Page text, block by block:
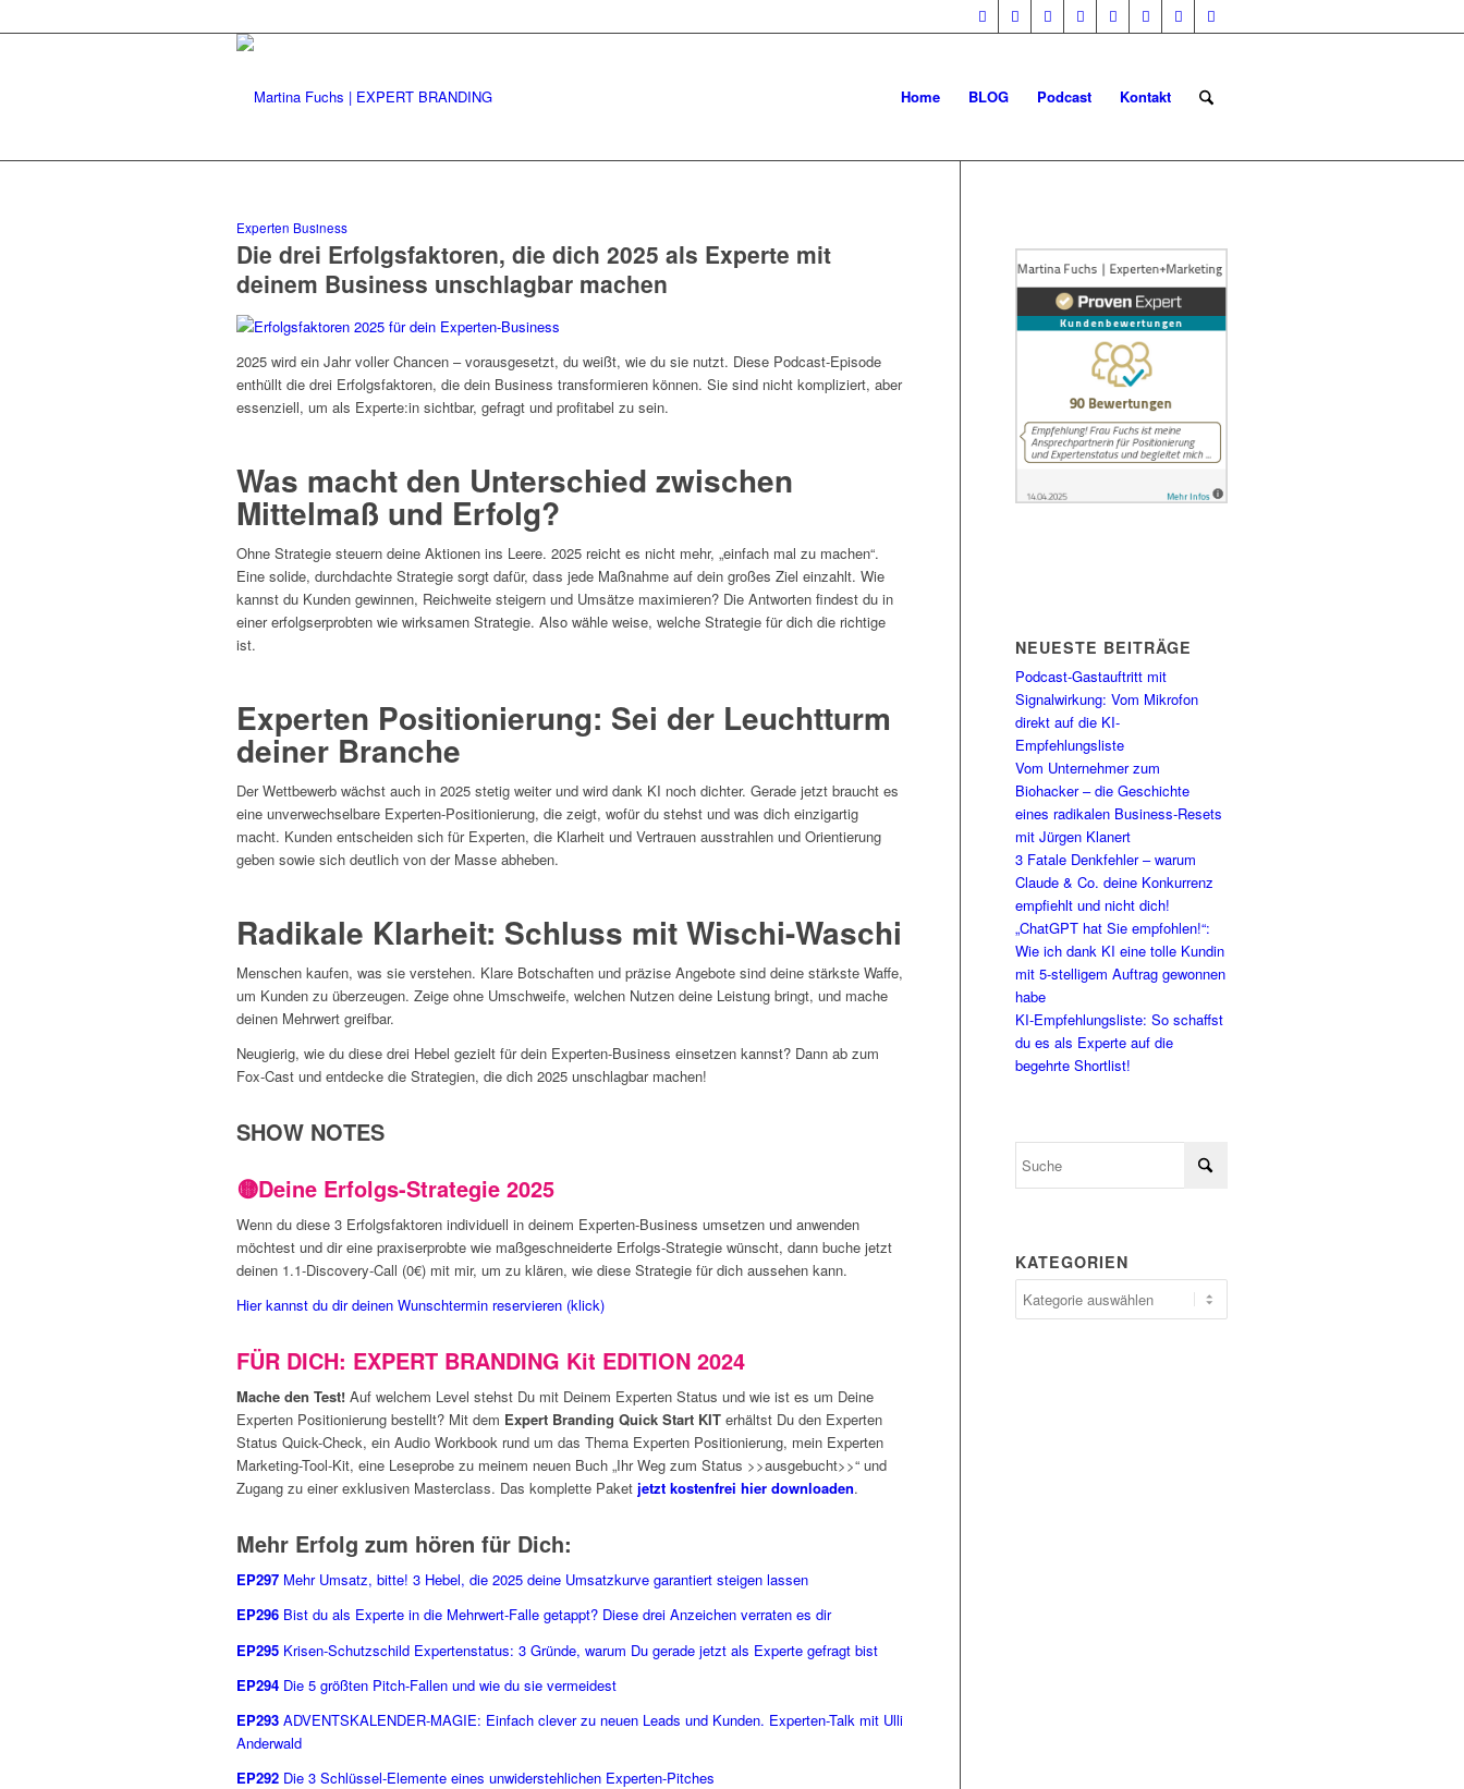
Home BLOG Podcast Kontakt
Experten Business
Die drei Erfolgsfaktoren, die dich 2025 als Experte mit
deinem Business unschlagbar machen
2025 wird ein Jahr voller Chancen – vorausgesetzt, du weißt, wie du sie nutzt. Diese Podcast-Episode
enthüllt die drei Erfolgsfaktoren, die dein Business transformieren können. Sie sind nicht kompliziert, aber
essenziell, um als Experte:in sichtbar, gefragt und profitabel zu sein.
Was macht den Unterschied zwischen
Mittelmaß und Erfolg?
Ohne Strategie steuern deine Aktionen ins Leere. 2025 reicht es nicht mehr, „einfach mal zu machen“.
Eine solide, durchdachte Strategie sorgt dafür, dass jede Maßnahme auf dein großes Ziel einzahlt. Wie
kannst du Kunden gewinnen, Reichweite steigern und Umsätze maximieren? Die Antworten findest du in
einer erfolgserprobten wie wirksamen Strategie. Also wähle weise, welche Strategie für dich die richtige
ist.
Experten Positionierung: Sei der Leuchtturm
deiner Branche
Der Wettbewerb wächst auch in 2025 stetig weiter und wird dank KI noch dichter. Gerade jetzt braucht es
eine unverwechselbare Experten-Positionierung, die zeigt, wofür du stehst und was dich einzigartig
macht. Kunden entscheiden sich für Experten, die Klarheit und Vertrauen ausstrahlen und Orientierung
geben sowie sich deutlich von der Masse abheben.
Radikale Klarheit: Schluss mit Wischi-Waschi
Menschen kaufen, was sie verstehen. Klare Botschaften und präzise Angebote sind deine stärkste Waffe,
um Kunden zu überzeugen. Zeige ohne Umschweife, welchen Nutzen deine Leistung bringt, und mache
deinen Mehrwert greifbar.
Neugierig, wie du diese drei Hebel gezielt für dein Experten-Business einsetzen kannst? Dann ab zum
Fox-Cast und entdecke die Strategien, die dich 2025 unschlagbar machen!
SHOW NOTES
🟡Deine Erfolgs-Strategie 2025
Wenn du diese 3 Erfolgsfaktoren individuell in deinem Experten-Business umsetzen und anwenden
möchtest und dir eine praxiserprobte wie maßgeschneiderte Erfolgs-Strategie wünscht, dann buche jetzt
deinen 1.1-Discovery-Call (0€) mit mir, um zu klären, wie diese Strategie für dich aussehen kann.
Hier kannst du dir deinen Wunschtermin reservieren (klick)
FÜR DICH: EXPERT BRANDING Kit EDITION 2024
Mache den Test! Auf welchem Level stehst Du mit Deinem Experten Status und wie ist es um Deine
Experten Positionierung bestellt? Mit dem Expert Branding Quick Start KIT erhältst Du den Experten
Status Quick-Check, ein Audio Workbook rund um das Thema Experten Positionierung, mein Experten
Marketing-Tool-Kit, eine Leseprobe zu meinem neuen Buch „Ihr Weg zum Status >>ausgebucht>>“ und
Zugang zu einer exklusiven Masterclass. Das komplette Paket jetzt kostenfrei hier downloaden.
Mehr Erfolg zum hören für Dich:
EP297 Mehr Umsatz, bitte! 3 Hebel, die 2025 deine Umsatzkurve garantiert steigen lassen
EP296 Bist du als Experte in die Mehrwert-Falle getappt? Diese drei Anzeichen verraten es dir
EP295 Krisen-Schutzschild Expertenstatus: 3 Gründe, warum Du gerade jetzt als Experte gefragt bist
EP294 Die 5 größten Pitch-Fallen und wie du sie vermeidest
EP293 ADVENTSKALENDER-MAGIE: Einfach clever zu neuen Leads und Kunden. Experten-Talk mit Ulli
Anderwald
EP292 Die 3 Schlüssel-Elemente eines unwiderstehlichen Experten-Pitches
NEUESTE BEITRÄGE
Podcast-Gastauftritt mit
Signalwirkung: Vom Mikrofon
direkt auf die KI-
Empfehlungsliste
Vom Unternehmer zum
Biohacker – die Geschichte
eines radikalen Business-Resets
mit Jürgen Klanert
3 Fatale Denkfehler – warum
Claude & Co. deine Konkurrenz
empfiehlt und nicht dich!
„ChatGPT hat Sie empfohlen!“:
Wie ich dank KI eine tolle Kundin
mit 5-stelligem Auftrag gewonnen
habe
KI-Empfehlungsliste: So schaffst
du es als Experte auf die
begehrte Shortlist!
KATEGORIEN